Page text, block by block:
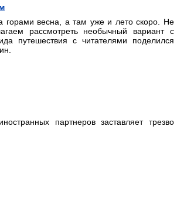
горами весна, а там уже и лето скоро. Не
рассмотреть необычный вариант с
путешествия с читателями поделился
партнеров заставляет трезво